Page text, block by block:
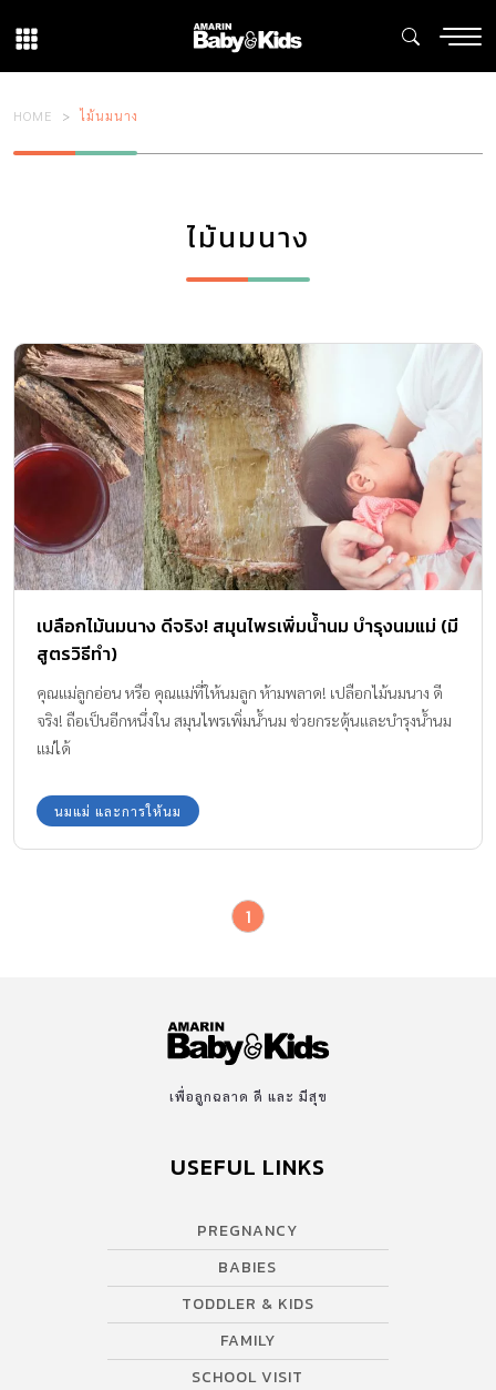
HOME ไม้นมนาง
ไม้นมนาง
เปลือกไม้นมนาง ดีจริง! สมุนไพรเพิ่มน้ำนม บำรุงนมแม่ (มี
สูตรวิธีทำ)
คุณแม่ลูกอ่อน หรือ คุณแม่ที่ให้นมลูก ห้ามพลาด! เปลือกไม้นมนาง ดี
จริง! ถือเป็นอีกหนึ่งใน สมุนไพรเพิ่มน้ำนม ช่วยกระตุ้นและบำรุงน้ำนม
แม่ได้
นมแม่ และการให้นม
1
เพื่อลูกฉลาด ดี และ มีสุข
USEFUL LINKS
PREGNANCY
BABIES
TODDLER & KIDS
FAMILY
SCHOOL VISIT